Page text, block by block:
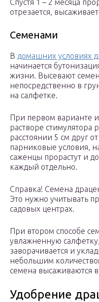
Спустя 1 – 2 месяца
отрезается,
Семенами
В домашних условиях
начинается
жизни. Высевают
непосредственно в
на салфетке.
При первом варианте
растворе стимулятора
расстоянии 5 см друг
парниковые условия,
саженцы прорастут и
каждый отдельно.
Справка! Семена
Это нужно учитывать
садовых центрах.
При втором способе
увлажненную
заворачивается и
небольшим
семена высаживаются
Удобрение